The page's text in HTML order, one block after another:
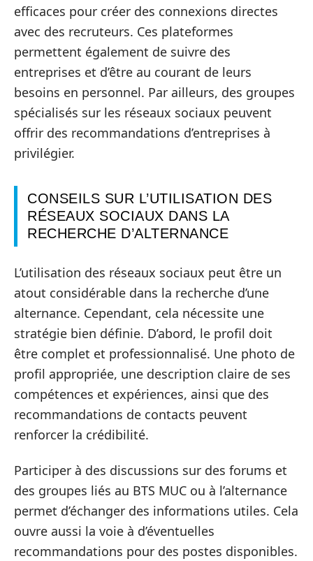
efficaces pour créer des connexions directes
avec des recruteurs. Ces plateformes
permettent également de suivre des
entreprises et d’être au courant de leurs
besoins en personnel. Par ailleurs, des groupes
spécialisés sur les réseaux sociaux peuvent
offrir des recommandations d’entreprises à
privilégier.
CONSEILS SUR L’UTILISATION DES
RÉSEAUX SOCIAUX DANS LA
RECHERCHE D’ALTERNANCE
L’utilisation des réseaux sociaux peut être un
atout considérable dans la recherche d’une
alternance. Cependant, cela nécessite une
stratégie bien définie. D’abord, le profil doit
être complet et professionnalisé. Une photo de
profil appropriée, une description claire de ses
compétences et expériences, ainsi que des
recommandations de contacts peuvent
renforcer la crédibilité.
Participer à des discussions sur des forums et
des groupes liés au BTS MUC ou à l’alternance
permet d’échanger des informations utiles. Cela
ouvre aussi la voie à d’éventuelles
recommandations pour des postes disponibles.